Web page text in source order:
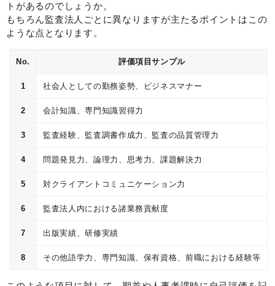
トがあるのでしょうか。
もちろん監査法人ごとに異なりますが主たるポイントはこの
ような点となります。
No. 評価項目サンプル
1 社会人としての勤務姿勢、ビジネスマナー
2 会計知識、専門知識習得力
3 監査経験、監査調書作成力、監査の品質管理力
4 問題発見力、論理力、思考力、課題解決力
5 対クライアントコミュニケーション力
6 監査法人内における諸業務貢献度
7 出版実績、研修実績
8 その他語学力、専門知識、保有資格、前職における経験等